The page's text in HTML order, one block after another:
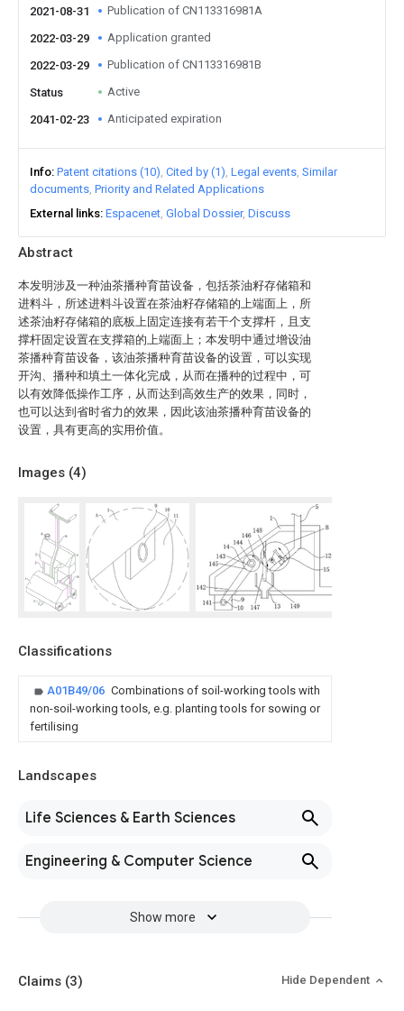
Abstract
本发明涉及一种油茶播种育苗设备，包括茶油籽存储箱和
进料斗，所述进料斗设置在茶油籽存储箱的上端面上，所
述茶油籽存储箱的底板上固定连接有若干个支撑杆，且支
撑杆固定设置在支撑箱的上端面上；本发明中通过增设油
茶播种育苗设备，该油茶播种育苗设备的设置，可以实现
开沟、播种和填土一体化完成，从而在播种的过程中，可
以有效降低操作工序，从而达到高效生产的效果，同时，
也可以达到省时省力的效果，因此该油茶播种育苗设备的
设置，具有更高的实用价值。
Images (4)
Classifications
A01B49/06 Combinations of soil-working tools with
non-soil-working tools, e.g. planting tools for sowing or
fertilising
Landscapes
Life Sciences & Earth Sciences
Engineering & Computer Science
Show more
2021-08-31 Publication of CN113316981A
2022-03-29 Application granted
2022-03-29 Publication of CN113316981B
Status Active
2041-02-23 Anticipated expiration
Info Patent citations (10) Cited by (1) Legal events Similar
documents Priority and Related Applications
External links Espacenet Global Dossier Discuss
Claims (3) Hide Dependent